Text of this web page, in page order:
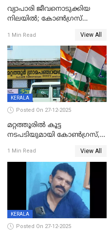
വ്യാപാരി ജീവനൊടുക്കിയ
നിലയില്‍; കോണ്‍ഗ്രസ്
മാനസികപീഡനമെന്ന് കുറിപ്പ്
1 Min Read View All
KERALA
Posted On 27-12-2025
മറ്റത്തൂരിൽ കൂട്ട
നടപടിയുമായി കോണ്‍ഗ്രസ്,
എട്ട് പേര്‍ ഉള്‍പ്പെടെ
പത്തുപേരെ പുറത്താക്കി,
ചൊവ്വന്നൂരിലും നടപടി
1 Min Read View All
KERALA
Posted On 27-12-2025